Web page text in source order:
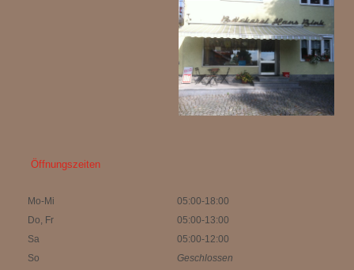
Öffnungszeiten
Mo-Mi
05:00-18:00
Do, Fr
05:00-13:00
Sa
05:00-12:00
So
Geschlossen